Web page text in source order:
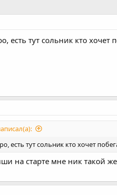
есть тут сольник кто
есть тут сольник кто хочет
на старте мне ник такой